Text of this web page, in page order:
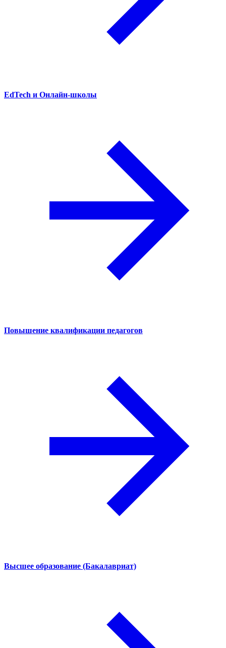
EdTech и Онлайн-школы
Повышение квалификации педагогов
Высшее образование (Бакалавриат)